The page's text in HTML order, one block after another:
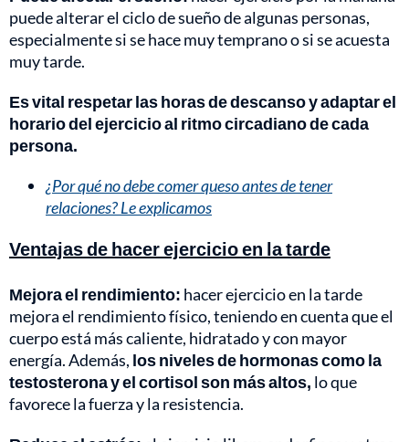
puede alterar el ciclo de sueño de algunas personas,
especialmente si se hace muy temprano o si se acuesta
muy tarde.
Es vital respetar las horas de descanso y adaptar el
horario del ejercicio al ritmo circadiano de cada
persona.
¿Por qué no debe comer queso antes de tener
relaciones? Le explicamos
Ventajas de hacer ejercicio en la tarde
Mejora el rendimiento: hacer ejercicio en la tarde
mejora el rendimiento físico, teniendo en cuenta que el
cuerpo está más caliente, hidratado y con mayor
energía. Además, los niveles de hormonas como la
testosterona y el cortisol son más altos, lo que
favorece la fuerza y la resistencia.